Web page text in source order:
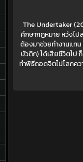
The Undertaker
ศึกษากฎหมาย หวังไป
ต้องมาช่วยทำงานแทน
บัวติก) ได้เสียชีวิตไป
ทำพิธีถอดจิตไปโลกค